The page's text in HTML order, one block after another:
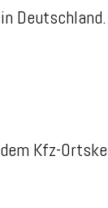
Deutschland.
Kfz-